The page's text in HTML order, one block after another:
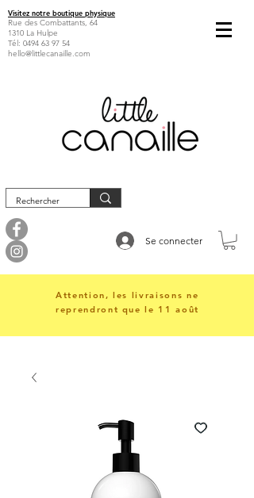
Visitez notre boutique physique
Rue des Combattants, 64
1310 La Hulpe
Tél: 0494 63 97 54
hello@littlecanaille.com
Se connecter
Attention, les livraisons ne
reprendront que le 11 août